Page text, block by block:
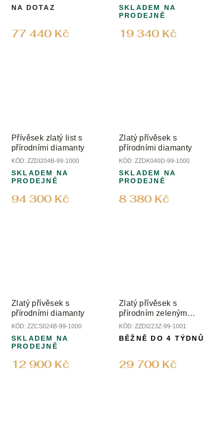
77 440 Kč
NA DOTAZ
19 340 Kč
SKLADEM NA
PRODEJNĚ
Přívěsek zlatý list s
přírodními diamanty
KÓD: ZZDI204B-99-1000
94 300 Kč
SKLADEM NA
PRODEJNĚ
Zlatý přívěsek s
přírodními diamanty
KÓD: ZZDK040D-99-1000
8 380 Kč
SKLADEM NA
PRODEJNĚ
Zlatý přívěsek s
přírodními diamanty
KÓD: ZZCS024B-99-1000
12 900 Kč
SKLADEM NA
PRODEJNĚ
Zlatý přívěsek s
přírodním zeleným
turmalínem a diamanty
KÓD: ZZDI223Z-99-1001
29 700 Kč
BĚŽNĚ DO 4 TÝDNŮ